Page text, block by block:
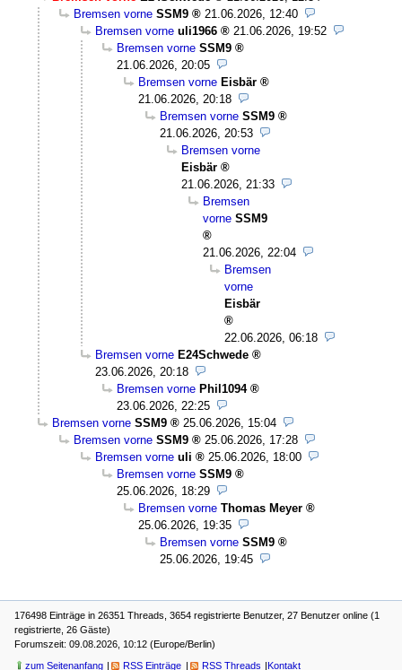
Bremsen vorne SSM9
21.06.2026, 12:40
Bremsen vorne uli1966
21.06.2026, 19:52
Bremsen vorne SSM9
21.06.2026, 20:05
Bremsen vorne Eisbär
21.06.2026, 20:18
Bremsen vorne SSM9
21.06.2026, 20:53
Bremsen vorne
Eisbär
21.06.2026, 21:33
Bremsen
vorne SSM9
21.06.2026, 22:04
Bremsen
vorne
Eisbär
22.06.2026, 06:18
Bremsen vorne E24Schwede
23.06.2026, 20:18
Bremsen vorne Phil1094
23.06.2026, 22:25
Bremsen vorne SSM9
25.06.2026, 15:04
Bremsen vorne SSM9
25.06.2026, 17:28
Bremsen vorne uli
25.06.2026, 18:00
Bremsen vorne SSM9
25.06.2026, 18:29
Bremsen vorne Thomas Meyer
25.06.2026, 19:35
Bremsen vorne SSM9
25.06.2026, 19:45
176498 Einträge in 26351 Threads, 3654 registrierte Benutzer, 27 Benutzer online (1
registrierte, 26 Gäste)
Forumszeit: 09.08.2026, 10:12 (Europe/Berlin)
zum Seitenanfang RSS Einträge RSS Threads Kontakt